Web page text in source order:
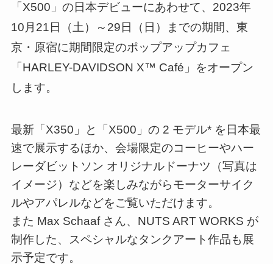
「X500」の日本デビューにあわせて、2023年
10月21日（土）～29日（日）までの期間、東
京・原宿に期間限定のポップアップカフェ
「HARLEY-DAVIDSON X™ Café」をオープン
します。
最新「X350」と「X500」の 2 モデル* を日本最
速で展示するほか、会場限定のコーヒーやハー
レーダビットソン オリジナルドーナツ（写真は
イメージ）などを楽しみながらモーターサイク
ルやアパレルなどをご覧いただけます。
また Max Schaaf さん、NUTS ART WORKS が
制作した、スペシャルなタンクアート作品も展
示予定です。